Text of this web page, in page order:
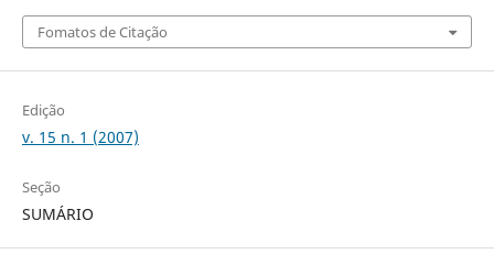
Fomatos de Citação
Edição
v. 15 n. 1 (2007)
Seção
SUMÁRIO